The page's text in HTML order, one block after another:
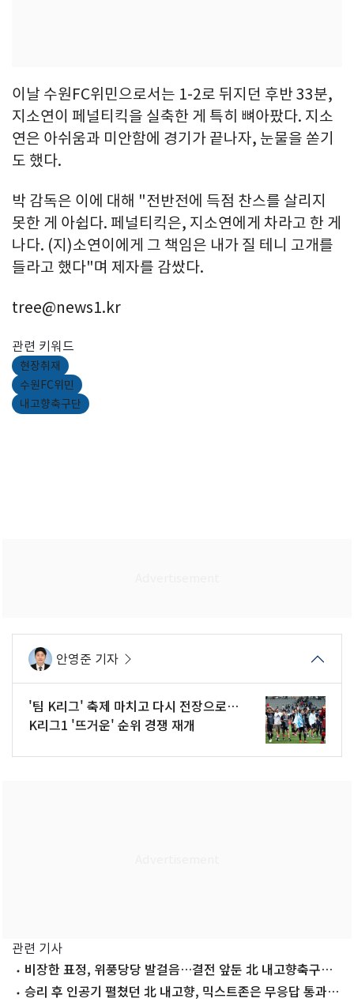
이날 수원FC위민으로서는 1-2로 뒤지던 후반 33분,
지소연이 페널티킥을 실축한 게 특히 뼈아팠다. 지소
연은 아쉬움과 미안함에 경기가 끝나자, 눈물을 쏟기
도 했다.
박 감독은 이에 대해 "전반전에 득점 찬스를 살리지
못한 게 아쉽다. 페널티킥은, 지소연에게 차라고 한 게
나다. (지)소연이에게 그 책임은 내가 질 테니 고개를
들라고 했다"며 제자를 감쌌다.
tree@news1.kr
관련 키워드
현장취재
수원FC위민
내고향축구단
안영준 기자
'팀 K리그' 축제 마치고 다시 전장으로…
K리그1 '뜨거운' 순위 경쟁 재개
관련 기사
비장한 표정, 위풍당당 발걸음…결전 앞둔 北 내고향축구단
'묵묵부답'
승리 후 인공기 펼쳤던 北 내고향, 믹스트존은 무응답 통과